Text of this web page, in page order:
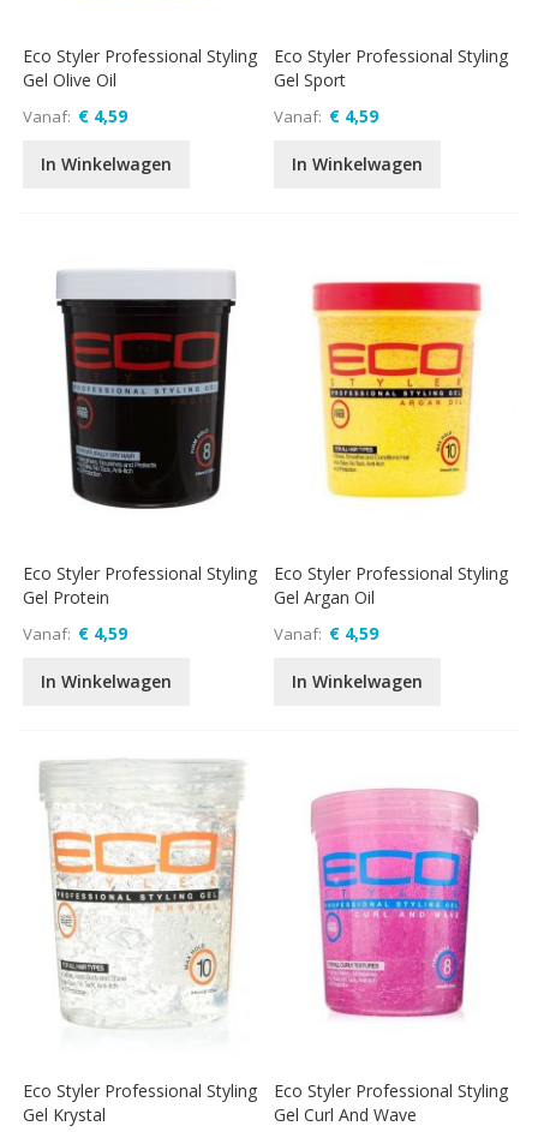
Eco Styler Professional Styling
Gel Olive Oil
Vanaf € 4,59
In Winkelwagen
Eco Styler Professional Styling
Gel Sport
Vanaf € 4,59
In Winkelwagen
Eco Styler Professional Styling
Gel Protein
Vanaf € 4,59
In Winkelwagen
Eco Styler Professional Styling
Gel Argan Oil
Vanaf € 4,59
In Winkelwagen
Eco Styler Professional Styling
Gel Krystal
Eco Styler Professional Styling
Gel Curl And Wave